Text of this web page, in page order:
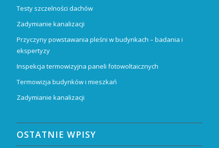
Testy szczelności dachów
Zadymianie kanalizacji
Przyczyny powstawania pleśni w budynkach – badania i
ekspertyzy
Inspekcja termowizyjna paneli fotowoltaicznych
Termowizja budynków i mieszkań
Zadymianie kanalizacji
OSTATNIE WPISY